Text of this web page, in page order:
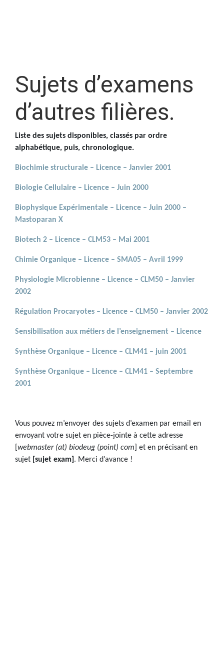
Sujets d’examens
d’autres filières.
Liste des sujets disponibles, classés par ordre
alphabétique, puis, chronologique.
Biochimie structurale – Licence – Janvier 2001
Biologie Cellulaire – Licence – Juin 2000
Biophysique Expérimentale – Licence – Juin 2000 –
Mastoparan X
Biotech 2 – Licence – CLM53 – Mai 2001
Chimie Organique – Licence – SMA05 – Avril 1999
Physiologie Microbienne – Licence – CLM50 – Janvier
2002
Régulation Procaryotes – Licence – CLM50 – Janvier 2002
Sensibilisation aux métiers de l’enseignement – Licence
Synthèse Organique – Licence – CLM41 – juin 2001
Synthèse Organique – Licence – CLM41 – Septembre
2001
Vous pouvez m’envoyer des sujets d’examen par email en
envoyant votre sujet en pièce-jointe à cette adresse
webmaster (at) biodeug (point) com ] et en précisant en
sujet [sujet exam] . Merci d’avance !